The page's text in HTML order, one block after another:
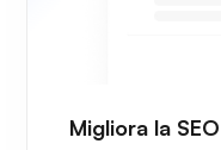
Migliora la